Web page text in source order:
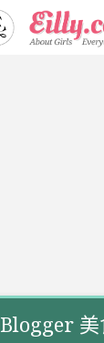
Blogger